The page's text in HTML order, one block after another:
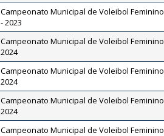
Campeonato Municipal de Voleibol Feminino
- 2023
Campeonato Municipal de Voleibol Feminino
2024
Campeonato Municipal de Voleibol Feminino
2024
Campeonato Municipal de Voleibol Feminino
2024
Campeonato Municipal de Voleibol Feminino